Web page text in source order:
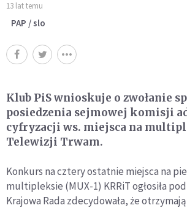
13 lat temu
PAP / slo
Klub PiS wnioskuje o zwołanie
posiedzenia sejmowej komisji
cyfryzacji ws. miejsca na
Telewizji Trwam.
Konkurs na cztery ostatnie miejsca na
multipleksie (MUX-1) KRRiT ogłosiła
Krajowa Rada zdecydowała, że